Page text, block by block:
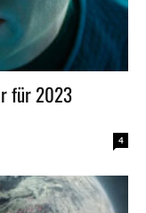
für 2023
4